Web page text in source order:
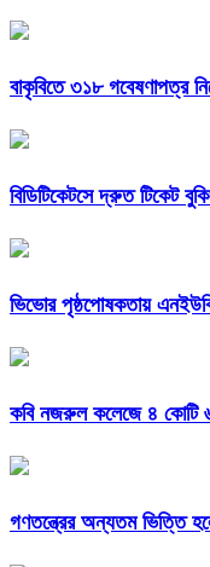
বাকৃবিতে ৩১৮ গবেষণাপত্র
বিডিটিকেটসে দ্রুত টিকেট
ভিভোর পৃষ্ঠপোষকতায়
কবি নজরুল কলেজে ৪ কোটি ৬৯
গণতন্ত্রের অন্যতম ভিত্তি